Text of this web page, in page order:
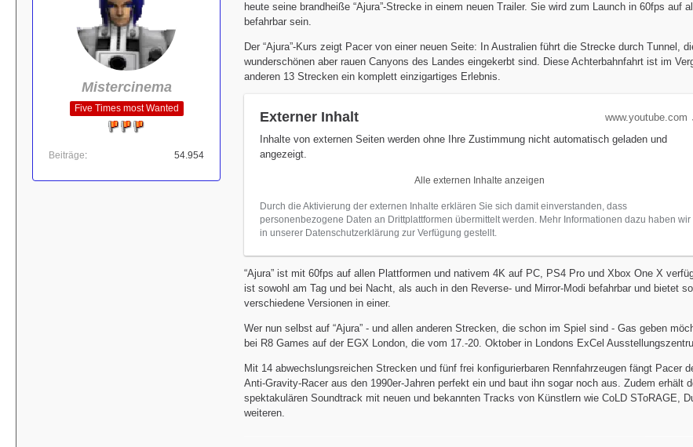
Mistercinema
Five Times most Wanted
Beiträge 54.954
heute seine brandheiße “Ajura”-Strecke in einem neuen Trailer. Sie wird zum Launch in 60fps auf
befahrbar sein.
Der “Ajura”-Kurs zeigt Pacer von einer neuen Seite: In Australien führt die Strecke durch Tunnel,
wunderschönen aber rauen Canyons des Landes eingekerbt sind. Diese Achterbahnfahrt ist im
anderen 13 Strecken ein komplett einzigartiges Erlebnis.
Externer Inhalt
www.youtube.com
Inhalte von externen Seiten werden ohne Ihre Zustimmung nicht automatisch geladen und
angezeigt.
Alle externen Inhalte anzeigen
Durch die Aktivierung der externen Inhalte erklären Sie sich damit einverstanden, dass
personenbezogene Daten an Drittplattformen übermittelt werden. Mehr Informationen dazu haben wir
in unserer Datenschutzerklärung zur Verfügung gestellt.
“Ajura” ist mit 60fps auf allen Plattformen und nativem 4K auf PC, PS4 Pro und Xbox One X
ist sowohl am Tag und bei Nacht, als auch in den Reverse- und Mirror-Modi befahrbar und bietet
verschiedene Versionen in einer.
Wer nun selbst auf “Ajura” - und allen anderen Strecken, die schon im Spiel sind - Gas geben
bei R8 Games auf der EGX London, die vom 17.-20. Oktober in Londons ExCel
Mit 14 abwechslungsreichen Strecken und fünf frei konfigurierbaren Rennfahrzeugen fängt Pacer
Anti-Gravity-Racer aus den 1990er-Jahren perfekt ein und baut ihn sogar noch aus. Zudem erhält
spektakulären Soundtrack mit neuen und bekannten Tracks von Künstlern wie CoLD SToRAGE,
weiteren.